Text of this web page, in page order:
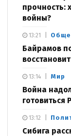
прочность:
войны?
Байрамов
13:21
Мир
Война
готовиться
13:14
Сибига
13:12